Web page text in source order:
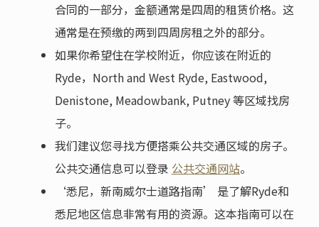
合同的一部分，金额通常是四周的租赁价格。这
通常是在预缴的两到四周房租之外的部分。
如果你希望住在学校附近，你应该在附近的
Ryde，North and West Ryde, Eastwood,
Denistone, Meadowbank, Putney 等区域找房
子。
我们建议您寻找方便搭乘公共交通区域的房子。
公共交通信息可以登录 公共交通网站。
‘悉尼，新南威尔士道路指南’ 是了解Ryde和
悉尼地区信息非常有用的资源。这本指南可以在